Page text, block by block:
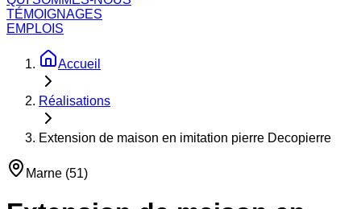
TÉMOIGNAGES
EMPLOIS
Accueil
Réalisations
Extension de maison en imitation pierre Decopierre
Marne (51)